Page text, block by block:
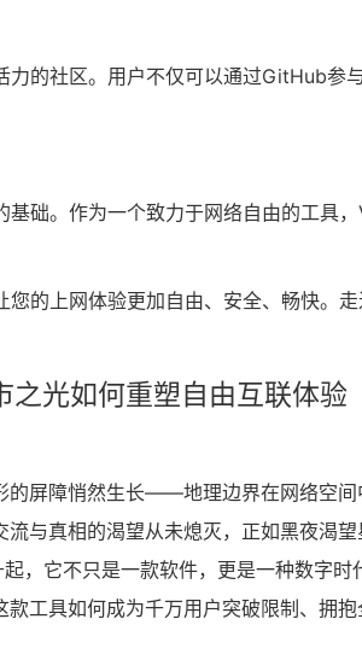
力的社区。用户不仅可以通过GitHub参
础。作为一个致力于网络自由的工具
的上网体验更加自由、安全、畅快。
之光如何重塑自由互联体验
的屏障悄然生长——地理边界在网络空
与真相的渴望从未熄灭，正如黑夜渴
，它不只是一款软件，更是一种数字
工具如何成为千万用户突破限制、拥